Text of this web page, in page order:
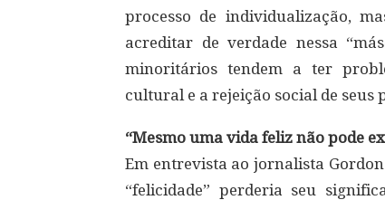
processo de individualização,
acreditar de verdade nessa
minoritários tendem a ter
cultural e a rejeição social de seus
“Mesmo uma vida feliz não pode
Em entrevista ao jornalista
“felicidade” perderia seu